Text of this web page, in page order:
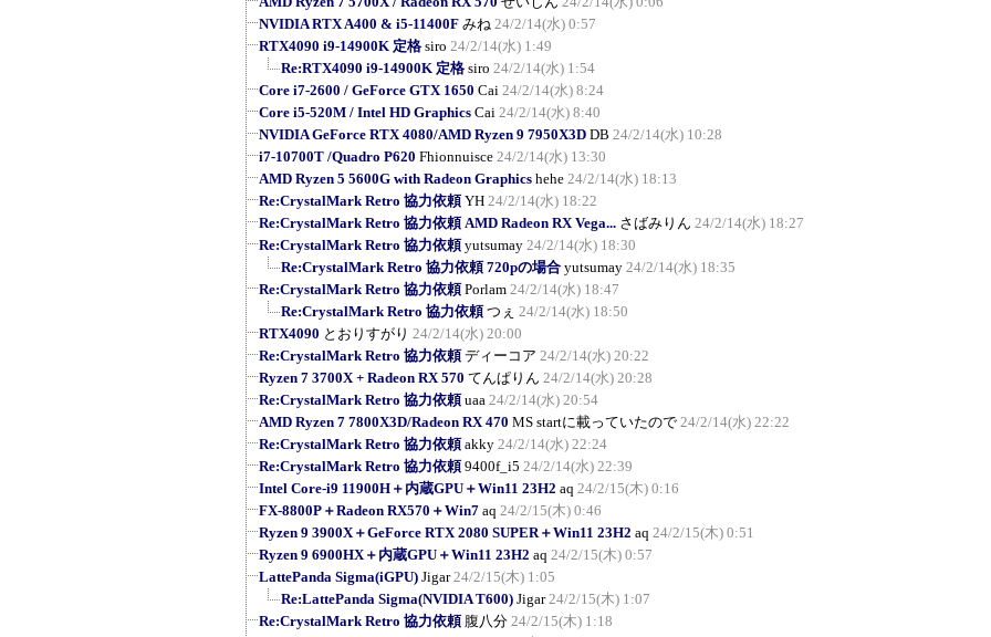
NVIDIA RTX A400 & i5-11400F みね 24/2/14(水) 0:57
RTX4090 i9-14900K 定格 siro 24/2/14(水) 1:49
Re:RTX4090 i9-14900K 定格 siro 24/2/14(水) 1:54
Core i7-2600 / GeForce GTX 1650 Cai 24/2/14(水) 8:24
Core i5-520M / Intel HD Graphics Cai 24/2/14(水) 8:40
NVIDIA GeForce RTX 4080/AMD Ryzen 9 7950X3D DB 24/2/14(水) 10:28
i7-10700T /Quadro P620 Fhionnuisce 24/2/14(水) 13:30
AMD Ryzen 5 5600G with Radeon Graphics hehe 24/2/14(水) 18:13
Re:CrystalMark Retro 協力依頼 YH 24/2/14(水) 18:22
Re:CrystalMark Retro 協力依頼 AMD Radeon RX Vega... さばみりん 24/2/14(水) 18:27
Re:CrystalMark Retro 協力依頼 yutsumay 24/2/14(水) 18:30
Re:CrystalMark Retro 協力依頼 720pの場合 yutsumay 24/2/14(水) 18:35
Re:CrystalMark Retro 協力依頼 Porlam 24/2/14(水) 18:47
Re:CrystalMark Retro 協力依頼 つぇ 24/2/14(水) 18:50
RTX4090 とおりすがり 24/2/14(水) 20:00
Re:CrystalMark Retro 協力依頼 ディーコア 24/2/14(水) 20:22
Ryzen 7 3700X + Radeon RX 570 てんぱりん 24/2/14(水) 20:28
Re:CrystalMark Retro 協力依頼 uaa 24/2/14(水) 20:54
AMD Ryzen 7 7800X3D/Radeon RX 470 MS startに載っていたので 24/2/14(水) 22:22
Re:CrystalMark Retro 協力依頼 akky 24/2/14(水) 22:24
Re:CrystalMark Retro 協力依頼 9400f_i5 24/2/14(水) 22:39
Intel Core-i9 11900H＋内蔵GPU＋Win11 23H2 aq 24/2/15(木) 0:16
FX-8800P＋Radeon RX570＋Win7 aq 24/2/15(木) 0:46
Ryzen 9 3900X＋GeForce RTX 2080 SUPER＋Win11 23H2 aq 24/2/15(木) 0:51
Ryzen 9 6900HX＋内蔵GPU＋Win11 23H2 aq 24/2/15(木) 0:57
LattePanda Sigma(iGPU) Jigar 24/2/15(木) 1:05
Re:LattePanda Sigma(NVIDIA T600) Jigar 24/2/15(木) 1:07
Re:CrystalMark Retro 協力依頼 腹八分 24/2/15(木) 1:18